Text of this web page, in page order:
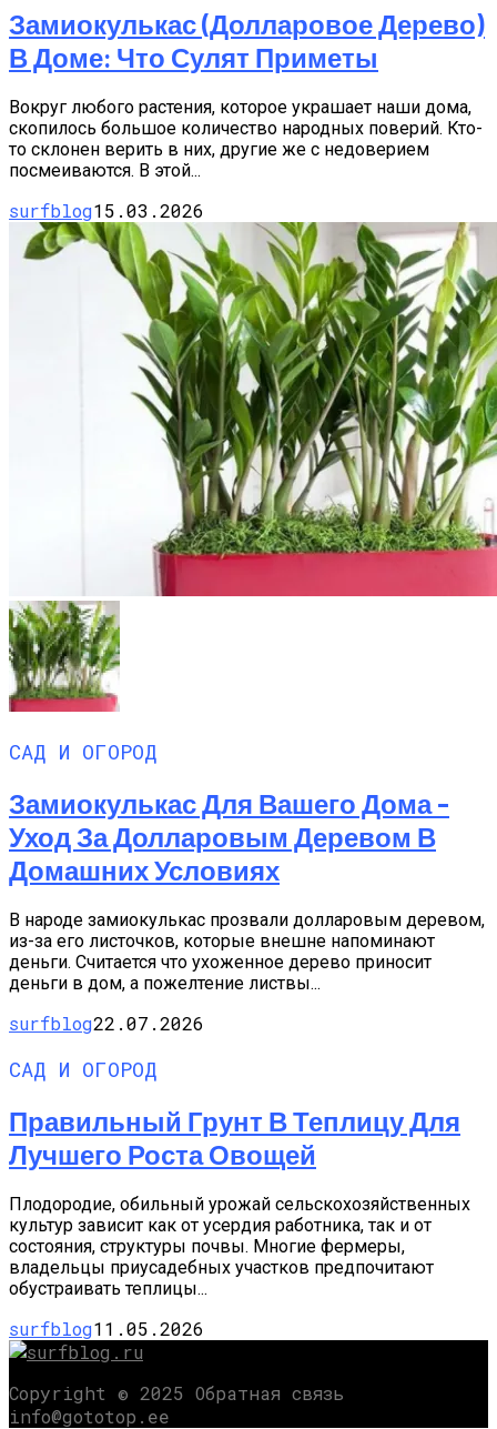
Замиокулькас (долларовое Дерево)
В Доме: Что Сулят Приметы
Вокруг любого растения, которое украшает наши дома,
скопилось большое количество народных поверий. Кто-
то склонен верить в них, другие же с недоверием
посмеиваются. В этой...
surfblog15.03.2026
САД И ОГОРОД
Замиокулькас Для Вашего Дома –
Уход За Долларовым Деревом В
Домашних Условиях
В народе замиокулькас прозвали долларовым деревом,
из-за его листочков, которые внешне напоминают
деньги. Считается что ухоженное дерево приносит
деньги в дом, а пожелтение листвы...
surfblog22.07.2026
САД И ОГОРОД
Правильный Грунт В Теплицу Для
Лучшего Роста Овощей
Плодородие, обильный урожай сельскохозяйственных
культур зависит как от усердия работника, так и от
состояния, структуры почвы. Многие фермеры,
владельцы приусадебных участков предпочитают
обустраивать теплицы...
surfblog11.05.2026
Copyright © 2025 Обратная связь
info@gototop.ee